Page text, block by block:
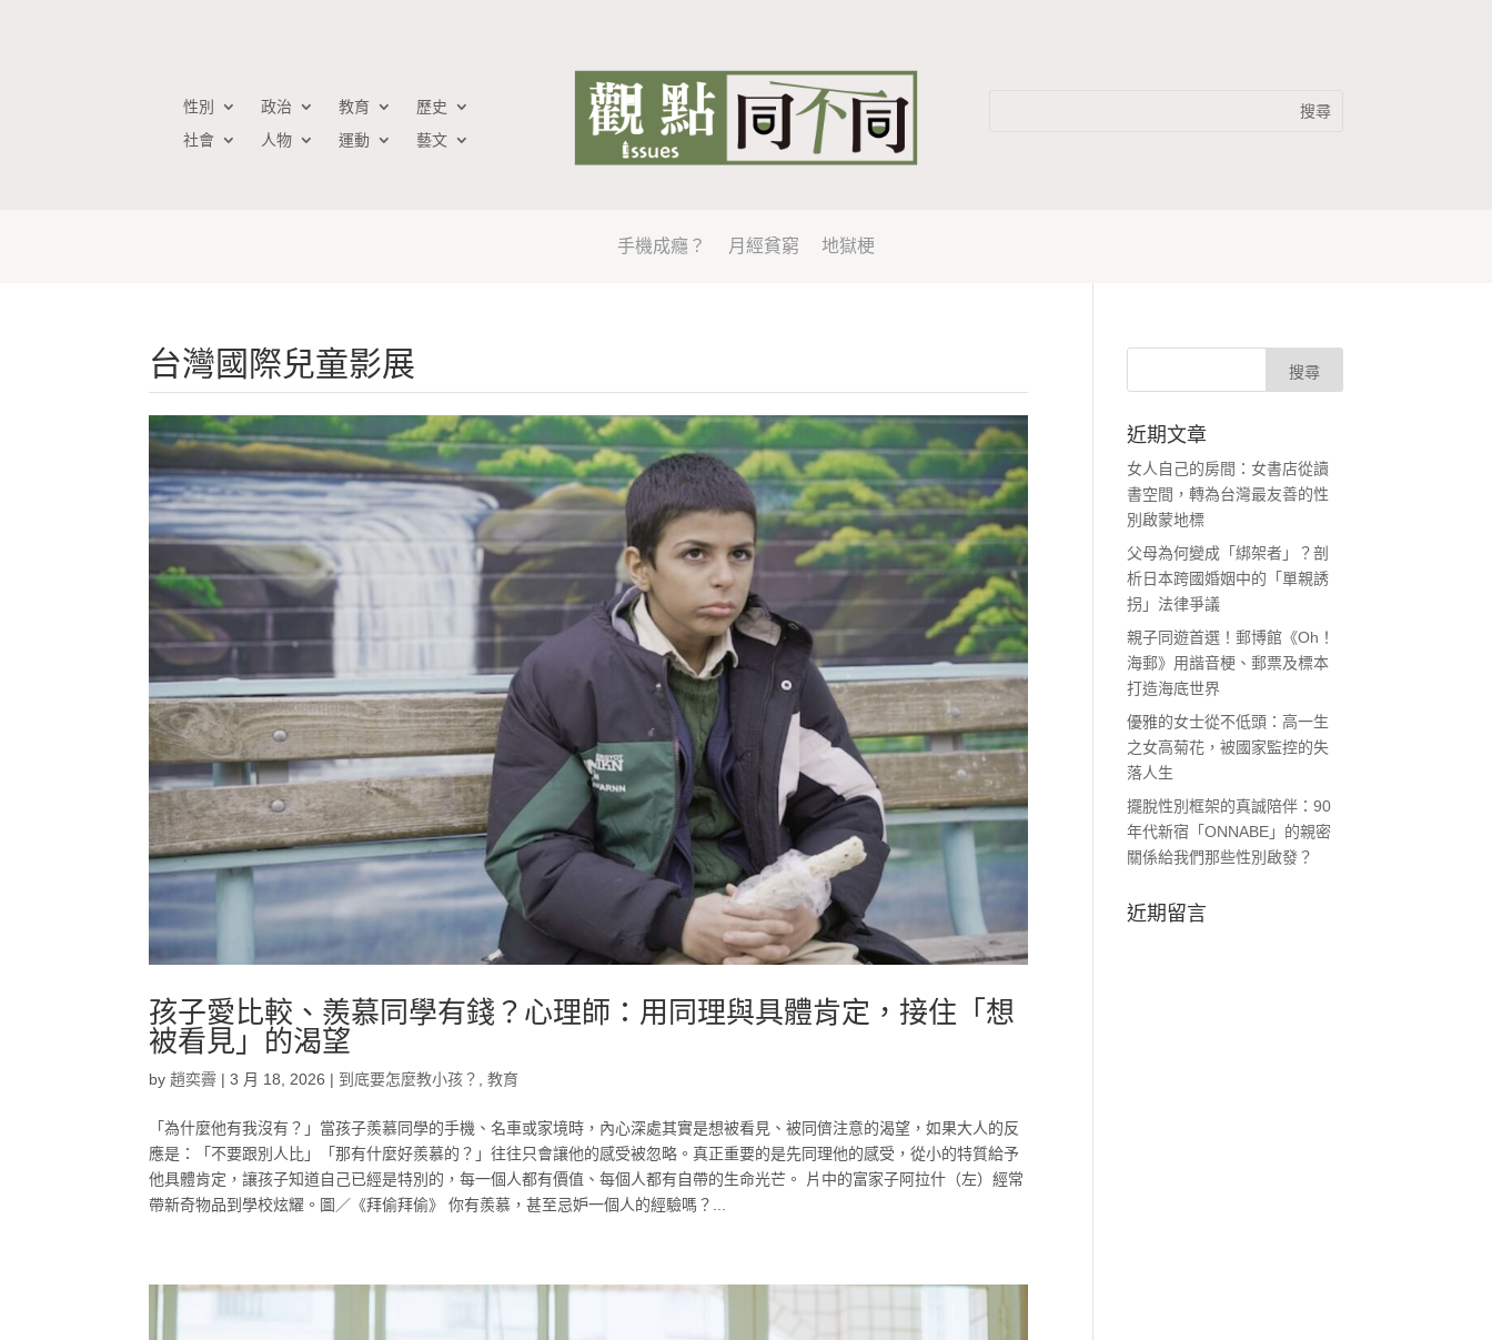
性別 政治 教育
歷史
社會
人物 運動 藝文
手機成癮？ 月經貧窮 地獄梗
台灣國際兒童影展
孩子愛比較、羨慕同學有錢？心理師：用同理與具體肯定，接住「想
被看見」的渴望
by趙奕霽 |3 月 18, 2026 | 到底要怎麼教小孩？ ,教育
「為什麼他有我沒有？」當孩子羨慕同學的手機、名車或家境時，內心深處其實是想被看見、被同儕注意的渴望，如果大人的反
應是：「不要跟別人比」「那有什麼好羨慕的？」往往只會讓他的感受被忽略。真正重要的是先同理他的感受，從小的特質給予
他具體肯定，讓孩子知道自己已經是特別的，每一個人都有價值、每個人都有自帶的生命光芒。 片中的富家子阿拉什（左）經常
帶新奇物品到學校炫耀。圖／《拜偷拜偷》 你有羨慕，甚至忌妒一個人的經驗嗎？...
近期文章
女人自己的房間：女書店從讀
書空間，轉為台灣最友善的性
別啟蒙地標
父母為何變成「綁架者」？剖
析日本跨國婚姻中的「單親誘
拐」法律爭議
親子同遊首選！郵博館《Oh！
海郵》用諧音梗、郵票及標本
打造海底世界
優雅的女士從不低頭：高一生
之女高菊花，被國家監控的失
落人生
擺脫性別框架的真誠陪伴：90
年代新宿「ONNABE」的親密
關係給我們那些性別啟發？
近期留言